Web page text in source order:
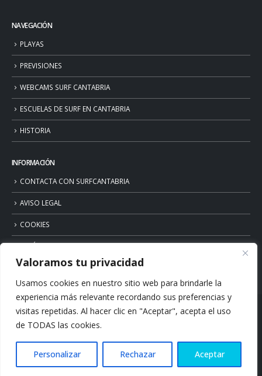
Valoramos tu privacidad
Usamos cookies en nuestro sitio web para brindarle la
experiencia más relevante recordando sus preferencias y
visitas repetidas. Al hacer clic en "Aceptar", acepta el uso
de TODAS las cookies.
Personalizar Rechazar Aceptar
NAVEGACIÓN
PLAYAS
PREVISIONES
WEBCAMS SURF CANTABRIA
ESCUELAS DE SURF EN CANTABRIA
HISTORIA
INFORMACIÓN
CONTACTA CON SURFCANTABRIA
AVISO LEGAL
COOKIES
POLÍTICA DE PRIVACIDAD
© Copyright 2026. Surfcantabria.com. All Rights Reserved.